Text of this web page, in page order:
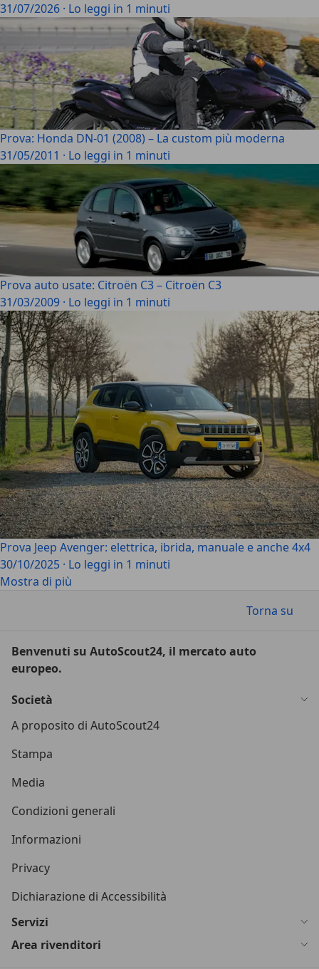
31/07/2026 · Lo leggi in 1 minuti
Prova: Honda DN-01 (2008) – La custom più moderna
31/05/2011 · Lo leggi in 1 minuti
Prova auto usate: Citroën C3 – Citroën C3
31/03/2009 · Lo leggi in 1 minuti
Prova Jeep Avenger: elettrica, ibrida, manuale e anche 4x4
30/10/2025 · Lo leggi in 1 minuti
Mostra di più
Torna su
Benvenuti su AutoScout24, il mercato auto
europeo.
Società
A proposito di AutoScout24
Stampa
Media
Condizioni generali
Informazioni
Privacy
Dichiarazione di Accessibilità
Servizi
Area rivenditori